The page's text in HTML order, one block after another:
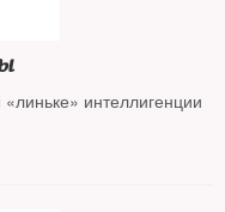
интеллигенции